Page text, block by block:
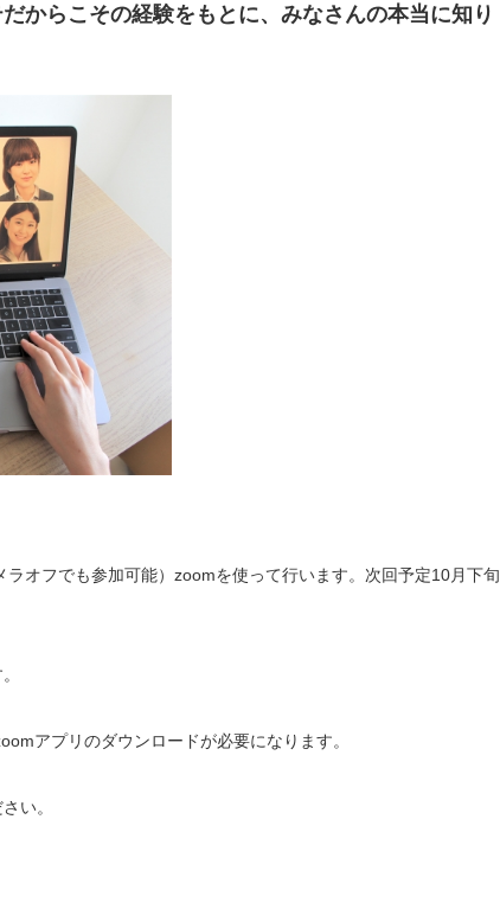
からこその経験をもとに、みなさんの本当に知り
ラオフでも参加可能）zoomを使って行います。次回予定10月下旬
アプリのダウンロードが必要になります。
い。